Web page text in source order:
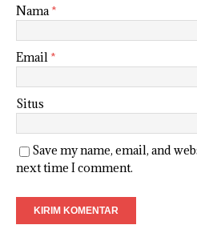
Nama*
Email *
Situs
Save my name, email, and
next time I comment.